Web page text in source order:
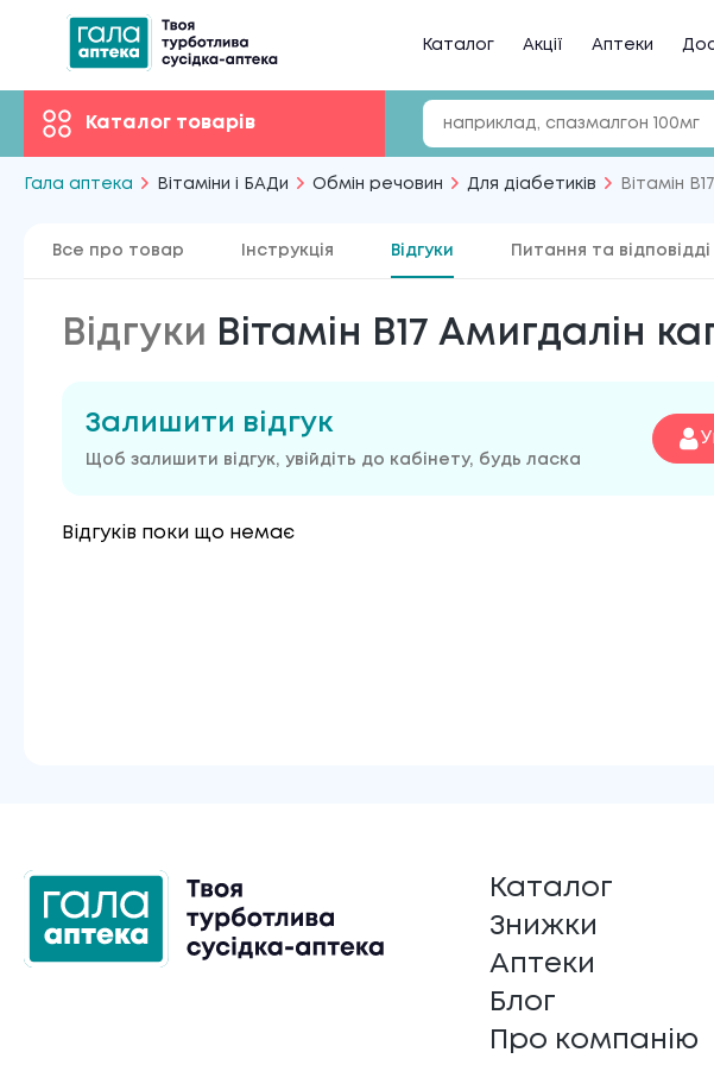
Каталог Акції Аптеки
Каталог товарів
Гала аптека Вітаміни і БАДи Обмін речовин Для діабетиків Вітамін
Все про товар Інструкція Відгуки Питання та відповідді
Відгуки Вітамін B17 Амигдалін
Залишити відгук
Щоб залишити відгук, увійдіть до кабінету, будь ласка
Відгуків поки що немає
Каталог
Знижки
Аптеки
Блог
Про компанію